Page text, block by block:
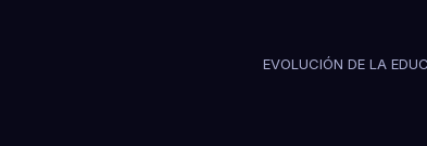
EVOLUCIÓN DE LA